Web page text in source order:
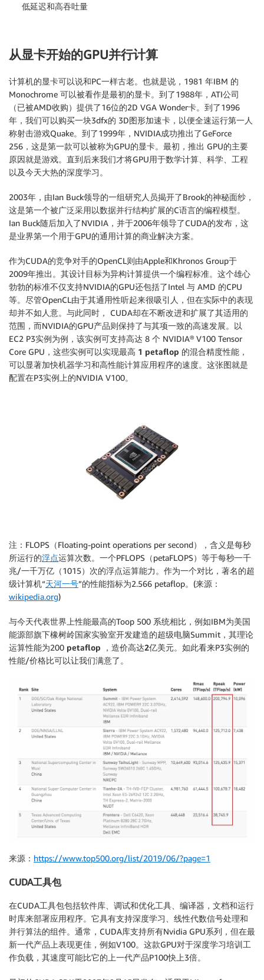
低延迟和高吞吐量
从显卡开始的GPU并行计算
计算机的显卡可以说和PC一样古老。也就是说，1981 年IBM 的
Monochrome 可以被看作是最初的显卡。到了1988年，ATI公司
（已被AMD收购）提供了16位的2D VGA Wonder卡。到了1996
年，我们可以购买一块3dfx的 3D图形加速卡，以便全速运行第一人
称射击游戏Quake。到了1999年，NVIDIA成功推出了GeForce
256，这是第一款可以被称为GPU的显卡。最初，推出 GPU的主要
原因就是游戏。直到后来我们才将GPU用于数学计算、科学、工程
以及今天大热的深度学习。
2003年，由Ian Buck领导的一组研究人员揭开了Brook的神秘面纱，
这是第一个被广泛采用以数据并行结构扩展的C语言的编程模型。
Ian Buck随后加入了NVIDIA，并于2006年领导了CUDA的发布，这
是业界第一个用于GPU的通用计算的商业解决方案。
作为CUDA的竞争对手的OpenCL则由Apple和Khronos Group于
2009年推出。其设计目标为异构计算提供一个编程标准。这个雄心
勃勃的标准不仅支持NVIDIA的GPU还包括了Intel 与 AMD 的CPU
等。尽管OpenCL由于其通用性听起来很吸引人，但在实际中的表现
却并不如人意。与此同时， CUDA却在不断改进和扩展了其适用的
范围，而NVIDIA的GPU产品则保持了与其项一致的高速发展。以
EC2 P3实例为例，该实例可支持高达 8 个 NVIDIA® V100 Tensor
Core GPU，这些实例可以实现最高 1 petaflop 的混合精度性能，
可以显著加快机器学习和高性能计算应用程序的速度。这张图就是
配置在P3实例上的NVIDIA V100。
注：FLOPS（Floating-point operations per second），含义是每秒
所运行的浮点运算次数。一个PFLOPS（petaFLOPS）等于每秒一千
兆/一千万亿（1015）次的浮点运算能力。作为一个对比，著名的超
级计算机“天河一号”的性能指标为2.566 petaflop。(来源：
wikipedia.org)
与今天代表世界上性能最高的Toop 500 系统相比，例如IBM为美国
能源部旗下橡树岭国家实验室开发建造的超级电脑Summit，其理论
运算性能为200 petaflop ， 造价高达2亿美元。如此看来P3实例的
性能/价格比可以让我们满意了。
来源： https://www.top500.org/list/2019/06/?page=1
CUDA工具包
在CUDA工具包包括软件库、调试和优化工具、编译器，文档和运行
时库来部署应用程序。它具有支持深度学习、线性代数信号处理和
并行算法的组件。通常，CUDA库支持所有Nvidia GPU系列，但在最
新一代产品上表现更佳，例如V100。这款GPU对于深度学习培训工
作负载，其速度可能比它的上一代产品P100快上3倍。